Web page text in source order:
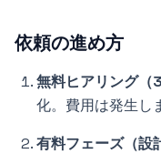
依頼の進め方
無料ヒアリング（
化。費用は発生し
有料フェーズ（設